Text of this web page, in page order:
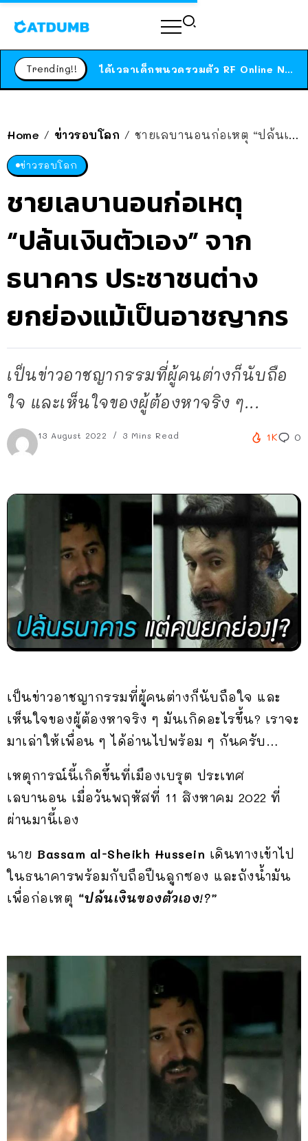
Trending!! ได้เวลาเด็กหนวดรวมตัว RF Online Next เปิดให้เล่นแล้ว เกม Sci-Fi MMORPG ระดับตำนาน เล่นได้ทั้งมือถือและ PC
Home / ข่าวรอบโลก / ชายเลบานอนก่อเหตุ “ปล้นเงินตัวเอง” จากธนาคาร ประชาชนต่างยกย่องแม้เป็นอาชญากร
ข่าวรอบโลก
ชายเลบานอนก่อเหตุ
“ปล้นเงินตัวเอง” จาก
ธนาคาร ประชาชนต่าง
ยกย่องแม้เป็นอาชญากร
เป็นข่าวอาชญากรรมที่ผู้คนต่างก็นับถือ
ใจ และเห็นใจของผู้ต้องหาจริง ๆ...
13 August 2022 3 Mins Read 1K 0
เป็นข่าวอาชญากรรมที่ผู้คนต่างก็นับถือใจ และ
เห็นใจของผู้ต้องหาจริง ๆ มันเกิดอะไรขึ้น? เราจะ
มาเล่าให้เพื่อน ๆ ได้อ่านไปพร้อม ๆ กันครับ…
เหตุการณ์นี้เกิดขึ้นที่เมืองเบรุต ประเทศ
เลบานอน เมื่อวันพฤหัสที่ 11 สิงหาคม 2022 ที่
ผ่านมานี้เอง
นาย Bassam al-Sheikh Hussein เดินทางเข้าไป
ในธนาคารพร้อมกับถือปืนลูกซอง และถังน้ำมัน
เพื่อก่อเหตุ “ปล้นเงินของตัวเอง!?”